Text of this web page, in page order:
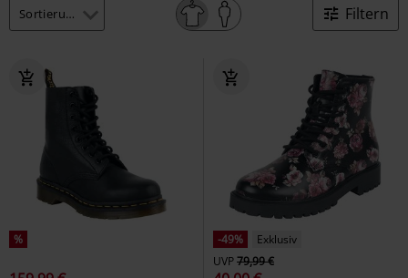
Filtern
% -49%
Exklusiv
UVP79,99 €